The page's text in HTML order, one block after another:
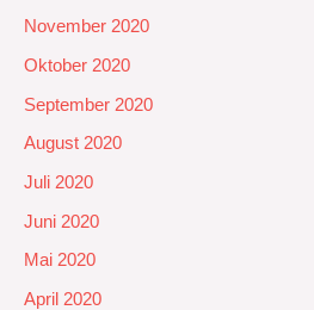
November 2020
Oktober 2020
September 2020
August 2020
Juli 2020
Juni 2020
Mai 2020
April 2020